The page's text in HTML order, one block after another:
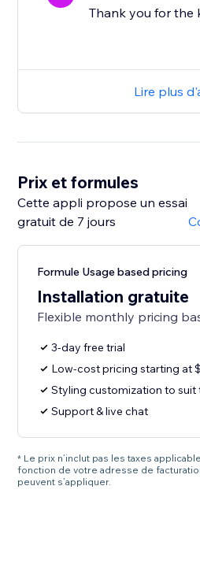
Thank you for the
Lire plus
Prix et formules
Cette appli propose un essai
gratuit de 7 jours
Formule Usage based pricing
Installation gratuite
Flexible monthly pricing
3-day free trial
Low-cost pricing starting at
Styling customization to suit
Support & live chat
* Le prix n’inclut pas les taxes
fonction de votre adresse de
peuvent s’appliquer.